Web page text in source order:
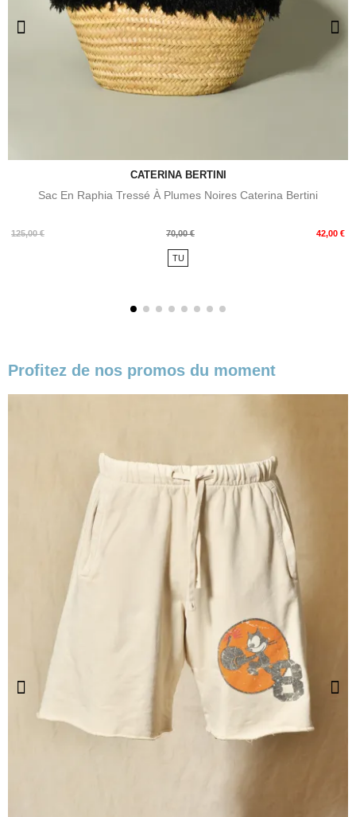
CATERINA BERTINI
Sac En Raphia Tressé À Plumes Noires Caterina Bertini
125,00 €
Prix
70,00 € 42,00 €
Prix
TU
Profitez de nos promos du moment